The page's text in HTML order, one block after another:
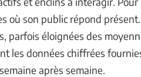
où son public répond
parfois éloignées des
les données chiffrées
après semaine.